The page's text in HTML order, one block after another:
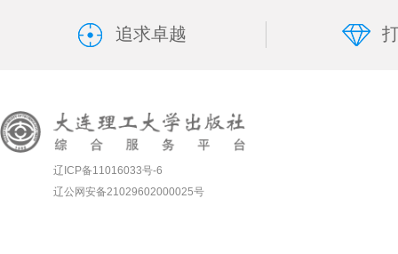
追求卓越
辽ICP备11016033号-6
辽公网安备21029602000025号